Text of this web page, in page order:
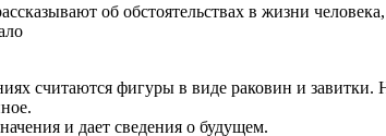
об обстоятельствах в жизни
считаются фигуры в виде раковин и
и дает сведения о будущем.